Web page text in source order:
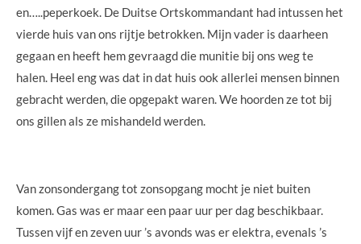
en…..peperkoek. De Duitse Ortskommandant had intussen het
vierde huis van ons rijtje betrokken. Mijn vader is daarheen
gegaan en heeft hem gevraagd die munitie bij ons weg te
halen. Heel eng was dat in dat huis ook allerlei mensen binnen
gebracht werden, die opgepakt waren. We hoorden ze tot bij
ons gillen als ze mishandeld werden.
Van zonsondergang tot zonsopgang mocht je niet buiten
komen. Gas was er maar een paar uur per dag beschikbaar.
Tussen vijf en zeven uur ’s avonds was er elektra, evenals ’s